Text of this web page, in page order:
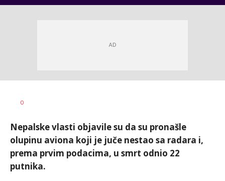
AUTOR
0
Nepalske vlasti objavile su da su pronašle
olupinu aviona koji je juče nestao sa radara i,
prema prvim podacima, u smrt odnio 22
putnika.